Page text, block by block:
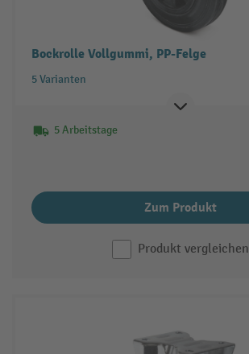
Bockrolle Vollgummi, PP-Felge
5 Varianten
5 Arbeitstage
Zum Produkt
Produkt vergleichen